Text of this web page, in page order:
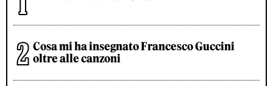
Cosa mi ha insegnato Francesco Guccini
oltre alle canzoni